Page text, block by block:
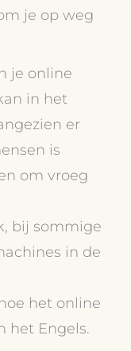
je op weg
je online
in het
er
is
om vroeg
bij sommige
in de
het online
het Engels.